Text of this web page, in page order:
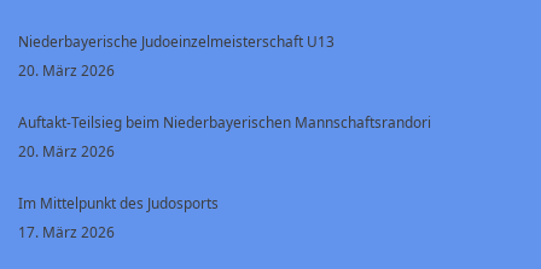
Niederbayerische Judoeinzelmeisterschaft U13
20. März 2026
Auftakt-Teilsieg beim Niederbayerischen Mannschaftsrandori
20. März 2026
Im Mittelpunkt des Judosports
17. März 2026